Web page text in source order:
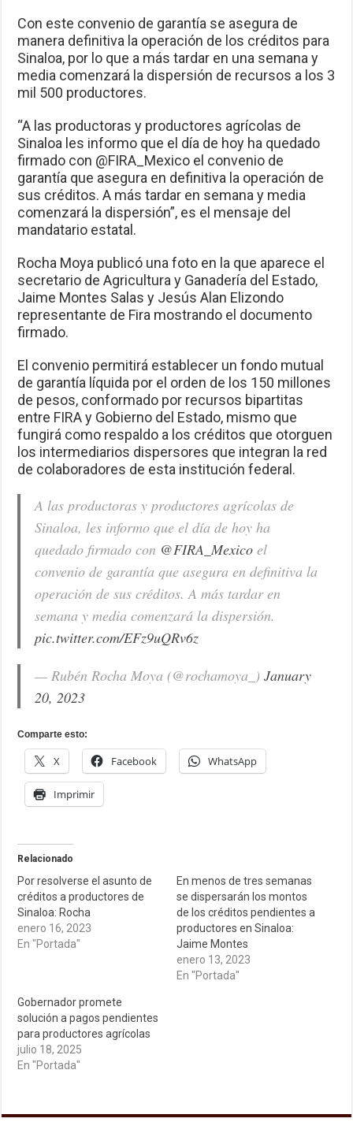
Con este convenio de garantía se asegura de
manera definitiva la operación de los créditos para
Sinaloa, por lo que a más tardar en una semana y
media comenzará la dispersión de recursos a los 3
mil 500 productores.
“A las productoras y productores agrícolas de
Sinaloa les informo que el día de hoy ha quedado
firmado con @FIRA_Mexico el convenio de
garantía que asegura en definitiva la operación de
sus créditos. A más tardar en semana y media
comenzará la dispersión”, es el mensaje del
mandatario estatal.
Rocha Moya publicó una foto en la que aparece el
secretario de Agricultura y Ganadería del Estado,
Jaime Montes Salas y Jesús Alan Elizondo
representante de Fira mostrando el documento
firmado.
El convenio permitirá establecer un fondo mutual
de garantía líquida por el orden de los 150 millones
de pesos, conformado por recursos bipartitas
entre FIRA y Gobierno del Estado, mismo que
fungirá como respaldo a los créditos que otorguen
los intermediarios dispersores que integran la red
de colaboradores de esta institución federal.
A las productoras y productores agrícolas de
Sinaloa, les informo que el día de hoy ha
quedado firmado con @FIRA_Mexico el
convenio de garantía que asegura en definitiva la
operación de sus créditos. A más tardar en
semana y media comenzará la dispersión.
pic.twitter.com/EFz9uQRv6z
— Rubén Rocha Moya (@rochamoya_)January
20, 2023
Comparte esto:
X Facebook WhatsApp
Imprimir
Relacionado
Por resolverse el asunto de
créditos a productores de
Sinaloa: Rocha
enero 16, 2023
En "Portada"
En menos de tres semanas
se dispersarán los montos
de los créditos pendientes a
productores en Sinaloa:
Jaime Montes
enero 13, 2023
En "Portada"
Gobernador promete
solución a pagos pendientes
para productores agrícolas
julio 18, 2025
En "Portada"